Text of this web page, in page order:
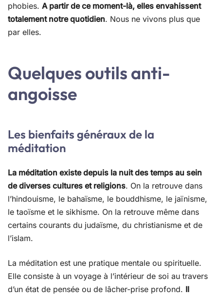
phobies. A partir de ce moment-là, elles envahissent
totalement notre quotidien. Nous ne vivons plus que
par elles.
Quelques outils anti-
angoisse
Les bienfaits généraux de la
méditation
La méditation existe depuis la nuit des temps au sein
de diverses cultures et religions. On la retrouve dans
l’hindouisme, le bahaïsme, le bouddhisme, le jaïnisme,
le taoïsme et le sikhisme. On la retrouve même dans
certains courants du judaïsme, du christianisme et de
l’islam.
La méditation est une pratique mentale ou spirituelle.
Elle consiste à un voyage à l’intérieur de soi au travers
d’un état de pensée ou de lâcher-prise profond. Il